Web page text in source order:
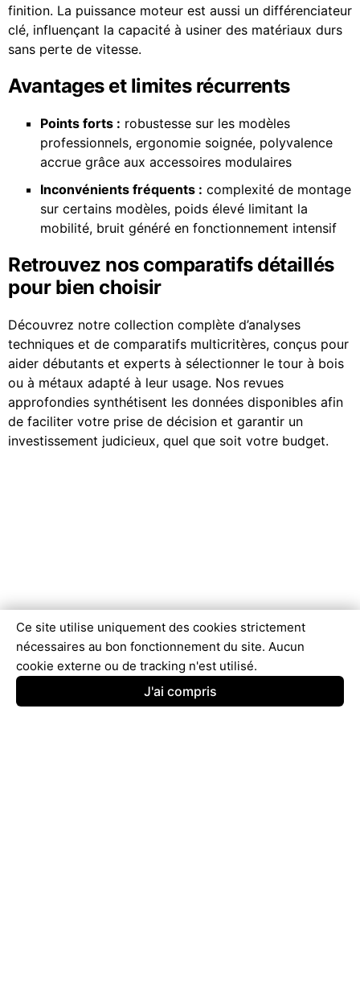
finition. La puissance moteur est aussi un différenciateur
clé, influençant la capacité à usiner des matériaux durs
sans perte de vitesse.
Avantages et limites récurrents
Points forts : robustesse sur les modèles
professionnels, ergonomie soignée, polyvalence
accrue grâce aux accessoires modulaires
Inconvénients fréquents : complexité de montage
sur certains modèles, poids élevé limitant la
mobilité, bruit généré en fonctionnement intensif
Retrouvez nos comparatifs détaillés
pour bien choisir
Découvrez notre collection complète d’analyses
techniques et de comparatifs multicritères, conçus pour
aider débutants et experts à sélectionner le tour à bois
ou à métaux adapté à leur usage. Nos revues
approfondies synthétisent les données disponibles afin
de faciliter votre prise de décision et garantir un
investissement judicieux, quel que soit votre budget.
Ce site utilise uniquement des cookies strictement
nécessaires au bon fonctionnement du site. Aucun
cookie externe ou de tracking n'est utilisé.
J'ai compris